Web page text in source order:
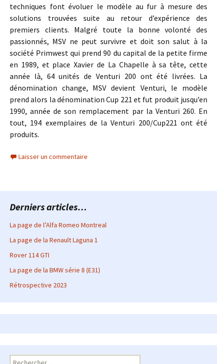
techniques font évoluer le modèle au fur à mesure des
solutions trouvées suite au retour d’expérience des
premiers clients. Malgré toute la bonne volonté des
passionnés, MSV ne peut survivre et doit son salut à la
société Primwest qui prend 90 du capital de la petite firme
en 1989, et place Xavier de La Chapelle à sa tête, cette
année là, 64 unités de Venturi 200 ont été livrées. La
dénomination change, MSV devient Venturi, le modèle
prend alors la dénomination Cup 221 et fut produit jusqu’en
1990, année de son remplacement par la Venturi 260. En
tout, 194 exemplaires de la Venturi 200/Cup221 ont été
produits.
Laisser un commentaire
Derniers articles…
La page de l’Alfa Romeo Montreal
La page de la Renault Laguna 1
Rover 114 GTI
La page de la BMW série 8 (E31)
Rétrospective 2023
Rechercher :